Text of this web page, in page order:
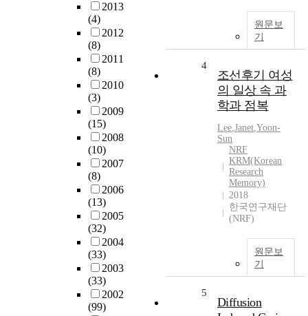
2013
(4)
2012
(8)
2011
(8)
2010
(3)
2009
(15)
2008
(10)
2007
(8)
2006
(13)
2005
(32)
2004
(33)
2003
(33)
2002
(99)
원문보
기
4
조선후기 여성
의 일상 속 과
학과 점복
Lee,Janet,Yoon-
Sun
NRF
KRM(Korean
Research
Memory)
2018
한국연구재단
(NRF)
원문보
기
5
Diffusion